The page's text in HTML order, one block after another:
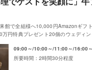
館で全組様へ10,000円Amazonギフ
円特典プレゼント20個のウェディ
09:00～ 10:00～ 11:00～ 16:00～
2時間30分程度